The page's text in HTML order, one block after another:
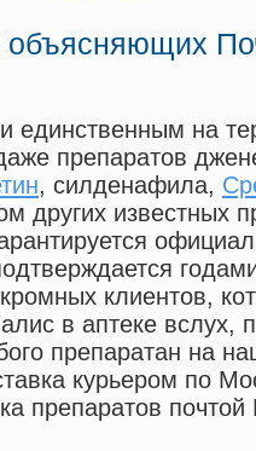
объясняющих
на
препаратов
, силденафила,
других известных
клиентов,
в аптеке вслух,
препаратан на
курьером по
препаратов